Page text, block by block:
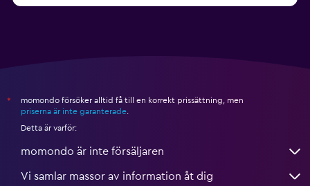
*
momondo försöker alltid få till en korrekt prissättning, men
priserna är inte garanterade
Detta är varför:
momondo är inte försäljaren
Vi samlar massor av information åt dig